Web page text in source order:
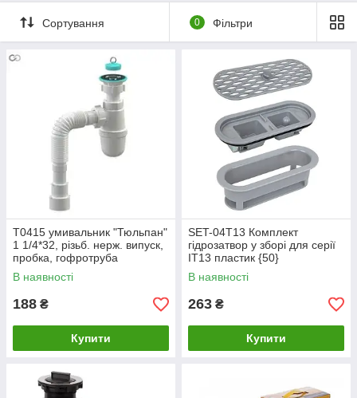
Сортування 0 Фільтри
Т0415 умивальник "Тюльпан"
1 1/4*32, різьб. нерж. випуск,
пробка, гофротруба
32*32/40/50{30}
В наявності
188 ₴
Купити
SET-04T13 Комплект
гідрозатвор у зборі для серії
IT13 пластик {50}
В наявності
263 ₴
Купити